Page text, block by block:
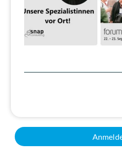
Suche